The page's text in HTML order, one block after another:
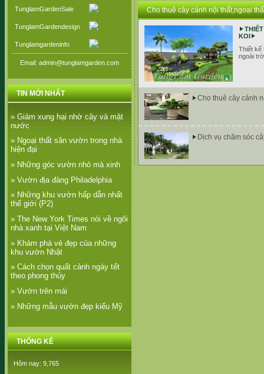
TunglamGardenSale
TunglamGardendesign
Tunglamgardeninfo
Email: admin@tunglamgarden.com
TIN MỚI NHẤT
» Giảm xung hại nhờ cây và mặt
nước
» Ngoại thất sân vườn trong nhà
hiện đại
» Những góc vườn nhỏ mà xinh
» Vườn địa đàng Philadelphia
» Những khu vườn hấp dẫn nhất
thế giới (P2)
» The New York Times nói về ngôi
nhà xanh tại Việt Nam
» Khám phá vẻ đẹp của những
khu vườn Nhật
» Cách chọn quất cảnh ngày tết
theo phong thủy
» Vườn trên mái
» Những mẫu vườn đẹp kiểu Mỹ
THỐNG KÊ
Hôm nay: 9,765
Cho thuê cây cảnh nội thất,ngoại
KOI
Thiết kế
ngoài
Cho thuê cây cảnh
Dịch vụ chăm sóc